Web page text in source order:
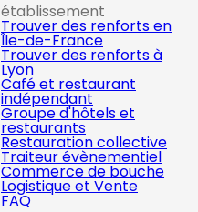
établissement
Trouver des renforts en
Île-de-France
Trouver des renforts à
Lyon
Café et restaurant
indépendant
Groupe d'hôtels et
restaurants
Restauration collective
Traiteur évènementiel
Commerce de bouche
Logistique et Vente
FAQ